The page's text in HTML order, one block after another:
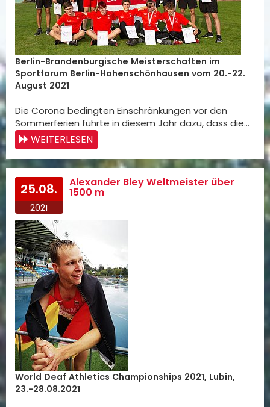
Berlin-Brandenburgische Meisterschaften im
Sportforum Berlin-Hohenschönhausen vom 20.-22.
August 2021
Die Corona bedingten Einschränkungen vor den
Sommerferien führte in diesem Jahr dazu, dass die…
WEITERLESEN
25.08.
2021
Alexander Bley Weltmeister über
1500 m
World Deaf Athletics Championships 2021, Lubin,
23.-28.08.2021